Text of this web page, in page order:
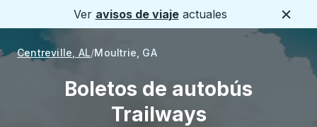
Ver avisos de viajeactuales
Centreville, AL Moultrie, GA
Boletos de autobús
Trailways